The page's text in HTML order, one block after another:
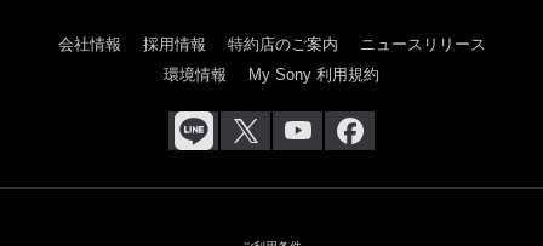
会社情報 採用情報 特約店のご案内
ニュースリリース
環境情報
My Sony 利用規約